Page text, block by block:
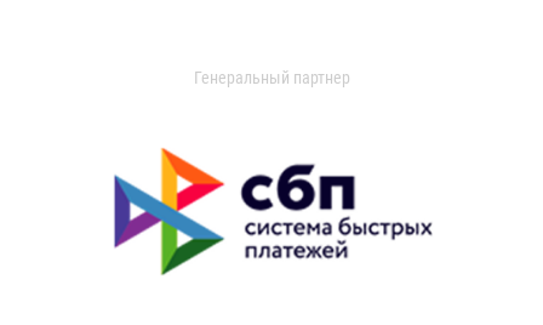
Генеральный партнер